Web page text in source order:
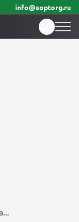
info@soptorg.ru